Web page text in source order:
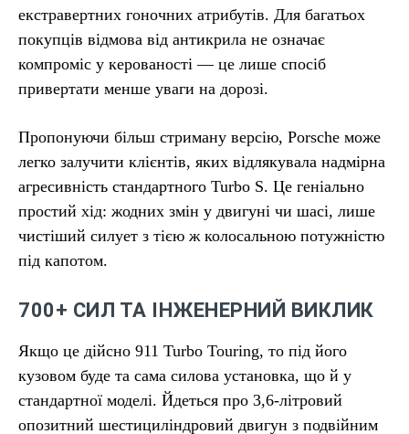
екстравертних гоночних атрибутів. Для багатьох
покупців відмова від антикрила не означає
компроміс у керованості — це лише спосіб
привертати менше уваги на дорозі.
Пропонуючи більш стриману версію, Porsche може
легко залучити клієнтів, яких відлякувала надмірна
агресивність стандартного Turbo S. Це геніально
простий хід: жодних змін у двигуні чи шасі, лише
чистіший силует з тією ж колосальною потужністю
під капотом.
700+ СИЛ ТА ІНЖЕНЕРНИЙ ВИКЛИК
Якщо це дійсно 911 Turbo Touring, то під його
кузовом буде та сама силова установка, що й у
стандартної моделі. Йдеться про 3,6-літровий
опозитний шестициліндровий двигун з подвійним